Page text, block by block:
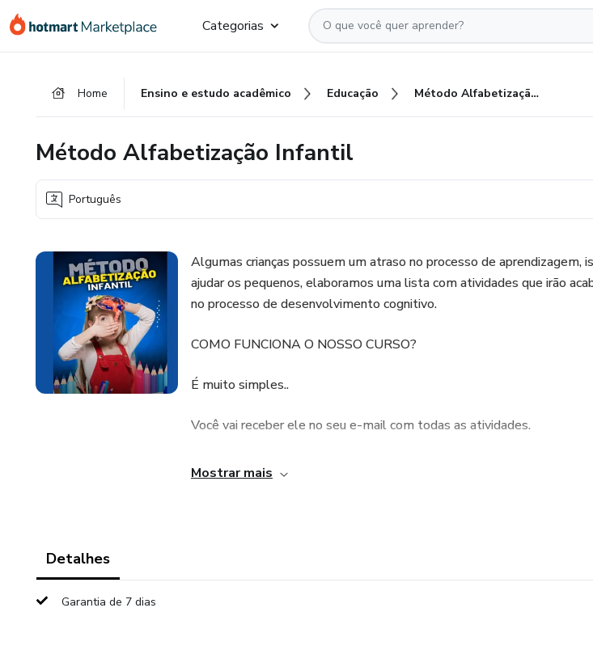
para
para
para
Categorias
Home Ensino e estudo acadêmico Educação Método Alfabetização Infantil
Método Alfabetização Infantil
Português
Algumas crianças possuem um atraso no processo de aprendizagem,
ajudar os pequenos, elaboramos uma lista com atividades que irão
no processo de desenvolvimento cognitivo.
COMO FUNCIONA O NOSSO CURSO?
É muito simples..
Você vai receber ele no seu e-mail com todas as atividades.
Depois, é só você imprimir e dar para o seu pequeno brincar.
Mostrar mais
Detalhes
Garantia de 7 dias